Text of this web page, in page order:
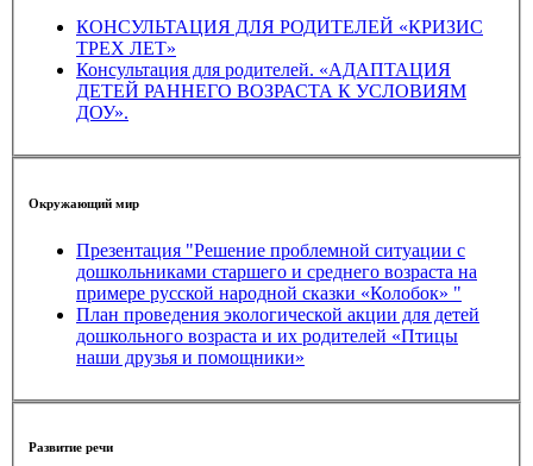
КОНСУЛЬТАЦИЯ ДЛЯ РОДИТЕЛЕЙ «КРИЗИС
ТРЕХ ЛЕТ»
Консультация для родителей. «АДАПТАЦИЯ
ДЕТЕЙ РАННЕГО ВОЗРАСТА К УСЛОВИЯМ
ДОУ».
Окружающий мир
Презентация "Решение проблемной ситуации с
дошкольниками старшего и среднего возраста на
примере русской народной сказки «Колобок» "
План проведения экологической акции для детей
дошкольного возраста и их родителей «Птицы
наши друзья и помощники»
Развитие речи